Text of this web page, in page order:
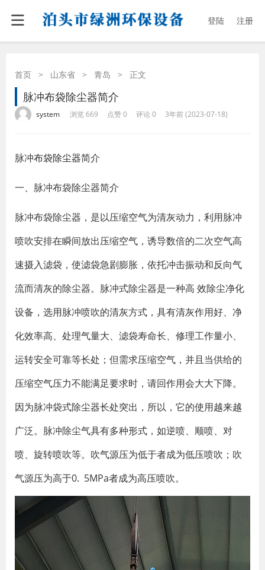
登陆 注册
首页 > 山东省 > 青岛 > 正文
脉冲布袋除尘器简介
system 浏览 669 点赞 0 评论 0 3年前 (2023-07-18)
脉冲布袋除尘器简介
一、脉冲布袋除尘器简介
脉冲布袋除尘器，是以压缩空气为清灰动力，利用脉冲
喷吹安排在瞬间放出压缩空气，诱导数倍的二次空气高
速摄入滤袋，使滤袋急剧膨胀，依托冲击振动和反向气
流而清灰的除尘器。脉冲式除尘器是一种高 效除尘净化
设备，选用脉冲喷吹的清灰方式，具有清灰作用好、净
化效率高、处理气量大、滤袋寿命长、修理工作量小、
运转安全可靠等长处；但需求压缩空气，并且当供给的
压缩空气压力不能满足要求时，请回作用会大大下降。
因为脉冲袋式除尘器长处突出，所以，它的使用越来越
广泛。脉冲除尘气具有多种形式，如逆喷、顺喷、对
喷、旋转喷吹等。吹气源压为低于者成为低压喷吹；吹
气源压为高于0. 5MPa者成为高压喷吹。